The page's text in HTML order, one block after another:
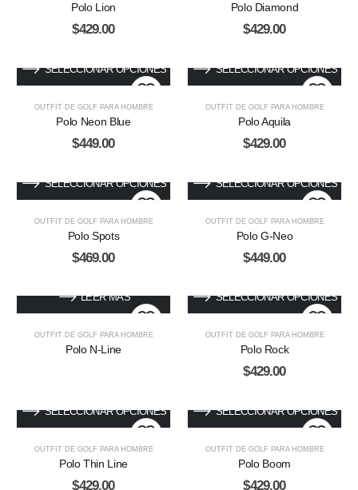
Polo Lion
$429.00
Polo Diamond
$429.00
SELECCIONAR OPCIONES
OUTFIT DE GOLF PARA HOMBRE
Polo Neon Blue
$449.00
SELECCIONAR OPCIONES
OUTFIT DE GOLF PARA HOMBRE
Polo Aquila
$429.00
SELECCIONAR OPCIONES
OUTFIT DE GOLF PARA HOMBRE
Polo Spots
$469.00
SELECCIONAR OPCIONES
OUTFIT DE GOLF PARA HOMBRE
Polo G-Neo
$449.00
LEER MÁS
OUTFIT DE GOLF PARA HOMBRE
Polo N-Line
SELECCIONAR OPCIONES
OUTFIT DE GOLF PARA HOMBRE
Polo Rock
$429.00
SELECCIONAR OPCIONES
OUTFIT DE GOLF PARA HOMBRE
Polo Thin Line
$429.00
SELECCIONAR OPCIONES
OUTFIT DE GOLF PARA HOMBRE
Polo Boom
$429.00